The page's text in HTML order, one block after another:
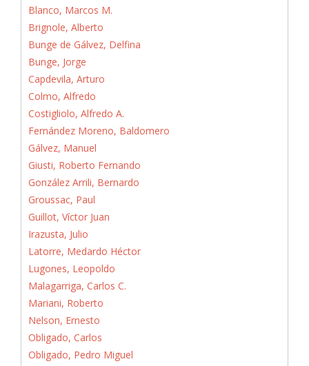
Blanco, Marcos M.
Brignole, Alberto
Bunge de Gálvez, Delfina
Bunge, Jorge
Capdevila, Arturo
Colmo, Alfredo
Costigliolo, Alfredo A.
Fernández Moreno, Baldomero
Gálvez, Manuel
Giusti, Roberto Fernando
González Arrili, Bernardo
Groussac, Paul
Guillot, Víctor Juan
Irazusta, Julio
Latorre, Medardo Héctor
Lugones, Leopoldo
Malagarriga, Carlos C.
Mariani, Roberto
Nelson, Ernesto
Obligado, Carlos
Obligado, Pedro Miguel